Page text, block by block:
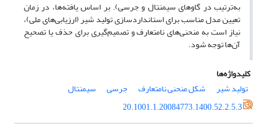
به‌ترتیب در گاوهای سیمنتال و جرسی). بر اساس یافته‌ها، در زمان
تعیین مدل مناسب‌ برای استانداردسازی تولید شیر (ارزیابی‌های ملی)،
نیاز است به منحنی‌های نامتعارف و تصمیم‌گیری برای حذف یا تصحیح
آن‌ها توجه شود.
کلیدواژه‌ها
تولید شیر
شکل منحنی نامتعارف جرسی
سیمنتال
20.1001.1.20084773.1400.52.2.5.3